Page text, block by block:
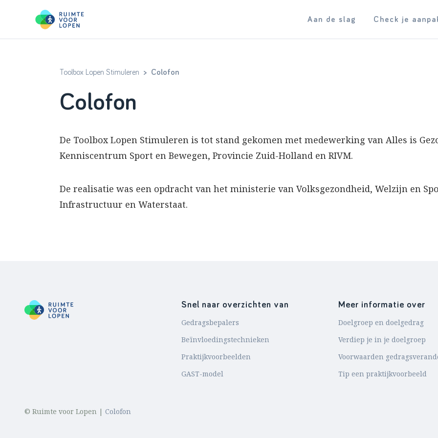
Aan de slag Check je
Toolbox Lopen Stimuleren > Colofon
Colofon
De Toolbox Lopen Stimuleren is tot stand gekomen met medewerking van Alles is
Kenniscentrum Sport en Bewegen, Provincie Zuid-Holland en RIVM.
De realisatie was een opdracht van het ministerie van Volksgezondheid, Welzijn en
Infrastructuur en Waterstaat.
Snel naar overzichten van
Gedragsbepalers
Beïnvloedingstechnieken
Praktijkvoorbeelden
GAST-model
Meer informatie over
Doelgroep en doelgedrag
Verdiep je in je doelgroep
Voorwaarden
Tip een praktijkvoorbeeld
© Ruimte voor Lopen | Colofon